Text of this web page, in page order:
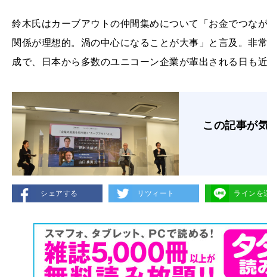
鈴木氏はカーブアウトの仲間集めについて「お金でつな
関係が理想的。渦の中心になることが大事」と言及。非
成で、日本から多数のユニコーン企業が輩出される日も
この記事が
シェアする リツィート ラインを